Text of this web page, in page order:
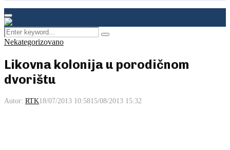
Facebook
Instagram
Youtube
Primary
Menu
Search
for:
Pretraga
Nekategorizovano
Likovna kolonija u porodičnom
dvorištu
Autor: RTK18/07/2013 10:5815/08/2013 15:32